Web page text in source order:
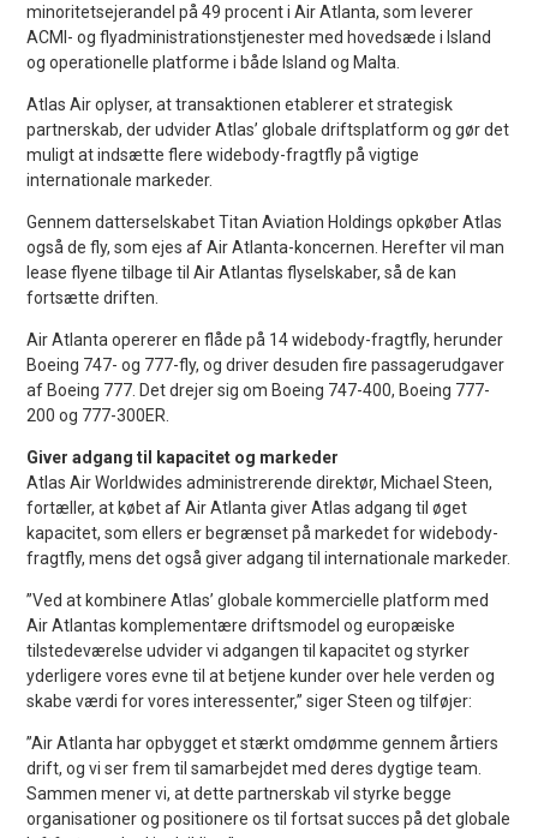
minoritetsejerandel på 49 procent i Air Atlanta, som leverer
ACMI- og flyadministrationstjenester med hovedsæde i Island
og operationelle platforme i både Island og Malta.
Atlas Air oplyser, at transaktionen etablerer et strategisk
partnerskab, der udvider Atlas’ globale driftsplatform og gør det
muligt at indsætte flere widebody-fragtfly på vigtige
internationale markeder.
Gennem datterselskabet Titan Aviation Holdings opkøber Atlas
også de fly, som ejes af Air Atlanta-koncernen. Herefter vil man
lease flyene tilbage til Air Atlantas flyselskaber, så de kan
fortsætte driften.
Air Atlanta opererer en flåde på 14 widebody-fragtfly, herunder
Boeing 747- og 777-fly, og driver desuden fire passagerudgaver
af Boeing 777. Det drejer sig om Boeing 747-400, Boeing 777-
200 og 777-300ER.
Giver adgang til kapacitet og markeder
Atlas Air Worldwides administrerende direktør, Michael Steen,
fortæller, at købet af Air Atlanta giver Atlas adgang til øget
kapacitet, som ellers er begrænset på markedet for widebody-
fragtfly, mens det også giver adgang til internationale markeder.
”Ved at kombinere Atlas’ globale kommercielle platform med
Air Atlantas komplementære driftsmodel og europæiske
tilstedeværelse udvider vi adgangen til kapacitet og styrker
yderligere vores evne til at betjene kunder over hele verden og
skabe værdi for vores interessenter,” siger Steen og tilføjer:
”Air Atlanta har opbygget et stærkt omdømme gennem årtiers
drift, og vi ser frem til samarbejdet med deres dygtige team.
Sammen mener vi, at dette partnerskab vil styrke begge
organisationer og positionere os til fortsat succes på det globale